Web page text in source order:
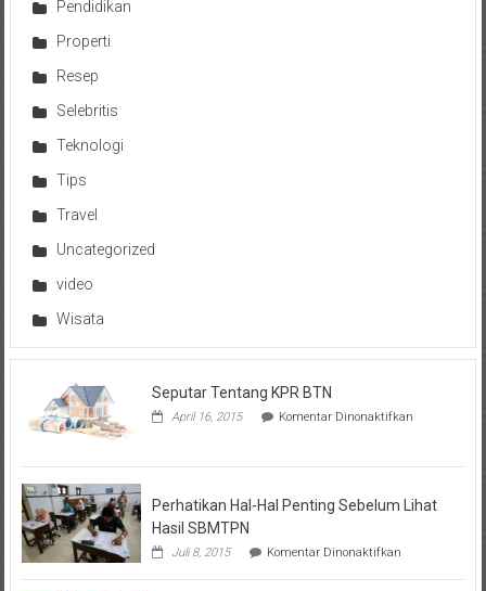
Pendidikan
Properti
Resep
Selebritis
Teknologi
Tips
Travel
Uncategorized
video
Wisata
Seputar Tentang KPR BTN
April 16, 2015 Komentar Dinonaktifkanpada
KPR
Perhatikan Hal-Hal Penting Sebelum Lihat
Hasil SBMTPN
Juli 8, 2015 Komentar Dinonaktifkanpada
Hal-